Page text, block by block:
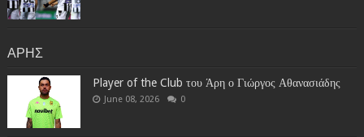
ΑΡΗΣ
Player of the Club του Άρη ο Γιώργος Αθανασιάδης
June 08, 2026 0